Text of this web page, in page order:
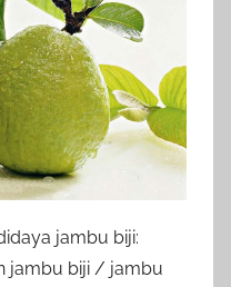
jambu biji:
jambu biji / jambu